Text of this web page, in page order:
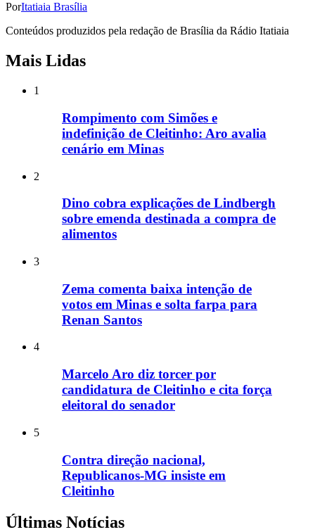
PorItatiaia Brasília
Conteúdos produzidos pela redação de Brasília da Rádio Itatiaia
Mais Lidas
1
Rompimento com Simões e
indefinição de Cleitinho: Aro avalia
cenário em Minas
2
Dino cobra explicações de Lindbergh
sobre emenda destinada a compra de
alimentos
3
Zema comenta baixa intenção de
votos em Minas e solta farpa para
Renan Santos
4
Marcelo Aro diz torcer por
candidatura de Cleitinho e cita força
eleitoral do senador
5
Contra direção nacional,
Republicanos-MG insiste em
Cleitinho
Últimas Notícias